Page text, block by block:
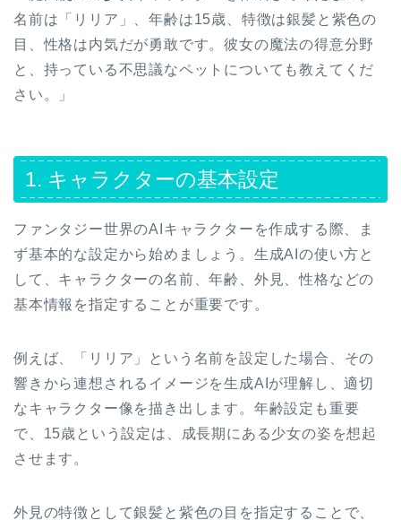
名前は「リリア」、年齢は15歳、特徴は銀髪と紫色の
目、性格は内気だが勇敢です。彼女の魔法の得意分野
と、持っている不思議なペットについても教えてくだ
さい。」
1. キャラクターの基本設定
ファンタジー世界のAIキャラクターを作成する際、ま
ず基本的な設定から始めましょう。生成AIの使い方と
して、キャラクターの名前、年齢、外見、性格などの
基本情報を指定することが重要です。
例えば、「リリア」という名前を設定した場合、その
響きから連想されるイメージを生成AIが理解し、適切
なキャラクター像を描き出します。年齢設定も重要
で、15歳という設定は、成長期にある少女の姿を想起
させます。
外見の特徴として銀髪と紫色の目を指定することで、